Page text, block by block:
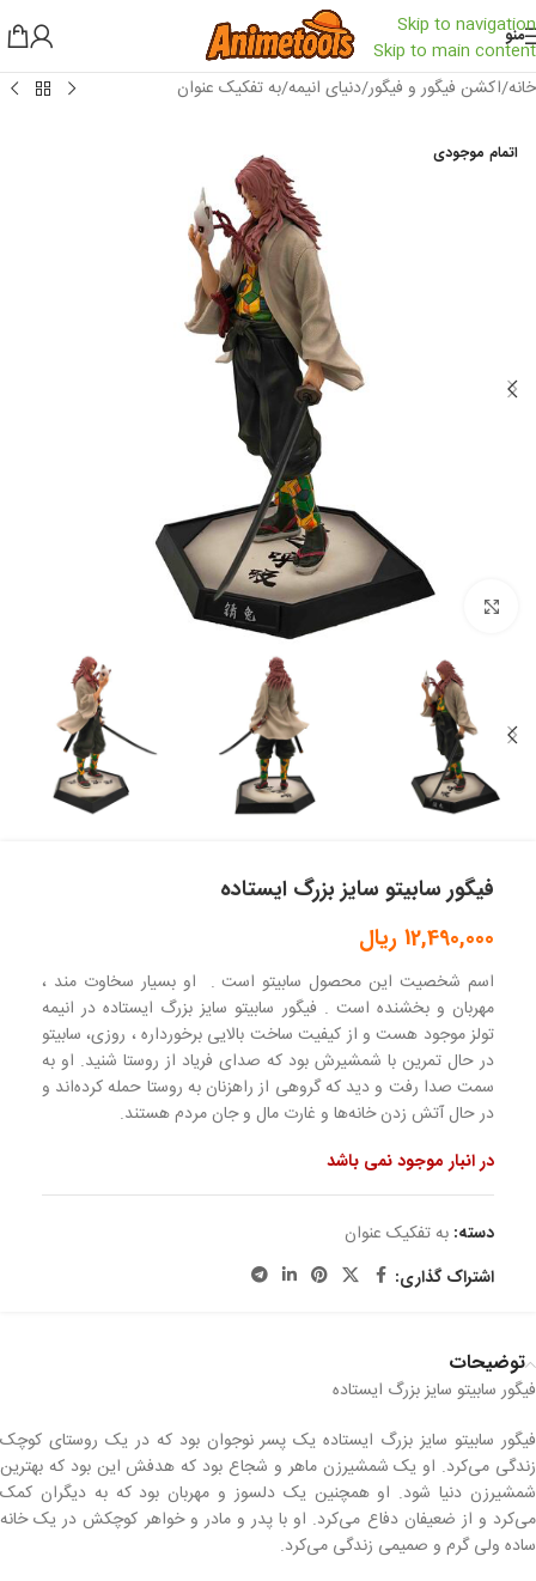
Skip to navigation
Skip to main content
منو
خانه/اکشن فیگور و فیگور/دنیای انیمه/به تفکیک عنوان
اتمام موجودی
بزرگنمایی تصویر
فیگور سابیتو سایز بزرگ ایستاده
12,490,000 ریال
اسم شخصیت این محصول سابیتو است . او بسیار سخاوت مند ،
مهربان و بخشنده است . فیگور سابیتو سایز بزرگ ایستاده در انیمه
تولز موجود هست و از کیفیت ساخت بالایی برخورداره ، روزی، سابیتو
در حال تمرین با شمشیرش بود که صدای فریاد از روستا شنید. او به
سمت صدا رفت و دید که گروهی از راهزنان به روستا حمله کرده‌اند و
در حال آتش زدن خانه‌ها و غارت مال و جان مردم هستند.
در انبار موجود نمی باشد
دسته: به تفکیک عنوان
اشتراک گذاری:
توضیحات
فیگور سابیتو سایز بزرگ ایستاده
فیگور سابیتو سایز بزرگ ایستاده یک پسر نوجوان بود که در یک روستای کوچک
زندگی می‌کرد. او یک شمشیرزن ماهر و شجاع بود که هدفش این بود که بهترین
شمشیرزن دنیا شود. او همچنین یک دلسوز و مهربان بود که به دیگران کمک
می‌کرد و از ضعیفان دفاع می‌کرد. او با پدر و مادر و خواهر کوچکش در یک خانه
ساده ولی گرم و صمیمی زندگی می‌کرد.